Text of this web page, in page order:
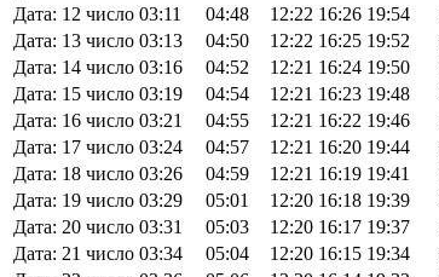
Дата: 12 число 03:11 04:48 12:22 16:26 19:54
Дата: 13 число 03:13 04:50 12:22 16:25 19:52
Дата: 14 число 03:16 04:52 12:21 16:24 19:50
Дата: 15 число 03:19 04:54 12:21 16:23 19:48
Дата: 16 число 03:21 04:55 12:21 16:22 19:46
Дата: 17 число 03:24 04:57 12:21 16:20 19:44
Дата: 18 число 03:26 04:59 12:21 16:19 19:41
Дата: 19 число 03:29 05:01 12:20 16:18 19:39
Дата: 20 число 03:31 05:03 12:20 16:17 19:37
Дата: 21 число 03:34 05:04 12:20 16:15 19:34